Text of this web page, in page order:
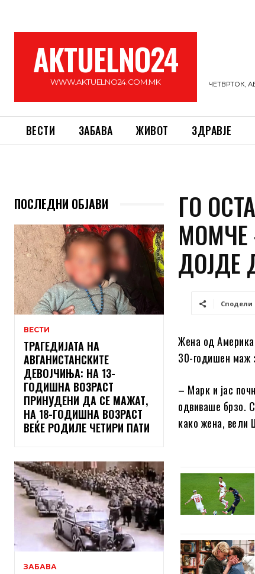
AKTUELNO24
WWW.AKTUELNO24.COM.MK ЧЕТВРТОК,
ВЕСТИ ЗАБАВА ЖИВОТ ЗДРАВЈЕ
ПОСЛЕДНИ ОБЈАВИ
ВЕСТИ
ТРАГЕДИЈАТА НА
АВГАНИСТАНСКИТЕ
ДЕВОЈЧИЊА: НА 13-
ГОДИШНА ВОЗРАСТ
ПРИНУДЕНИ ДА СЕ МАЖАТ,
НА 18-ГОДИШНА ВОЗРАСТ
ВЕЌЕ РОДИЛЕ ЧЕТИРИ ПАТИ
ЗАБАВА
ГО
МОМЧЕ
ДОЈДЕ
Сподели
Жена од Америка
30-годишен маж
– Марк и јас
одвиваше брзо.
како жена, вели